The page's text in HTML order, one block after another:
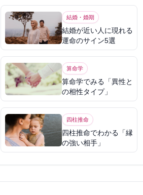
結婚・婚期
結婚が近い人に現れる
運命のサイン5選
算命学
算命学でみる「異性と
の相性タイプ」
四柱推命
四柱推命でわかる「縁
の強い相手」